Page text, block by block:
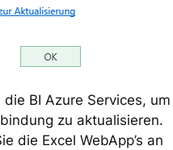
die BI Azure Services, um
zu aktualisieren.
die Excel WebApp’s an